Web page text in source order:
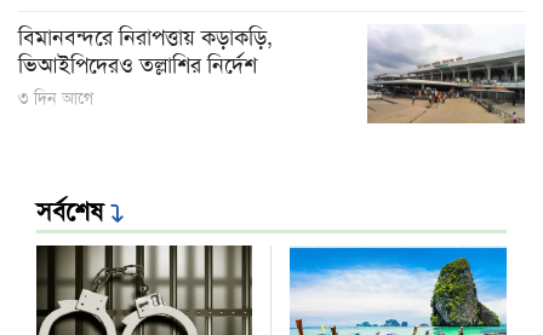
বিমানবন্দরে নিরাপত্তায় কড়াকড়ি,
ভিআইপিদেরও তল্লাশির নির্দেশ
৩ দিন আগে
সর্বশেষ